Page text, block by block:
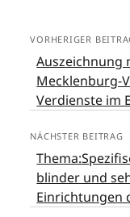
VORHERIGER
Auszeichnung
Mecklenburg-
Verdienste im
NÄCHSTER BEITRAG
blinder und
Einrichtungen